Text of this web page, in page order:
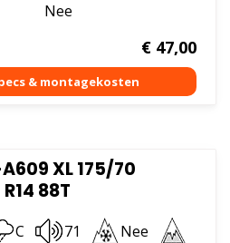
Nee
€47,00
XL 175/70
R14 88T
C 71
Nee